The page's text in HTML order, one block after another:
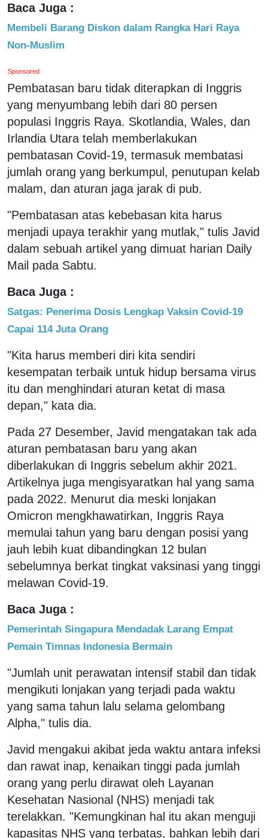
Baca Juga :
Membeli Barang Diskon dalam Rangka Hari Raya
Non-Muslim
Sponsored
Pembatasan baru tidak diterapkan di Inggris
yang menyumbang lebih dari 80 persen
populasi Inggris Raya. Skotlandia, Wales, dan
Irlandia Utara telah memberlakukan
pembatasan Covid-19, termasuk membatasi
jumlah orang yang berkumpul, penutupan kelab
malam, dan aturan jaga jarak di pub.
"Pembatasan atas kebebasan kita harus
menjadi upaya terakhir yang mutlak," tulis Javid
dalam sebuah artikel yang dimuat harian Daily
Mail pada Sabtu.
Baca Juga :
Satgas: Penerima Dosis Lengkap Vaksin Covid-19
Capai 114 Juta Orang
"Kita harus memberi diri kita sendiri
kesempatan terbaik untuk hidup bersama virus
itu dan menghindari aturan ketat di masa
depan," kata dia.
Pada 27 Desember, Javid mengatakan tak ada
aturan pembatasan baru yang akan
diberlakukan di Inggris sebelum akhir 2021.
Artikelnya juga mengisyaratkan hal yang sama
pada 2022. Menurut dia meski lonjakan
Omicron mengkhawatirkan, Inggris Raya
memulai tahun yang baru dengan posisi yang
jauh lebih kuat dibandingkan 12 bulan
sebelumnya berkat tingkat vaksinasi yang tinggi
melawan Covid-19.
Baca Juga :
Pemerintah Singapura Mendadak Larang Empat
Pemain Timnas Indonesia Bermain
"Jumlah unit perawatan intensif stabil dan tidak
mengikuti lonjakan yang terjadi pada waktu
yang sama tahun lalu selama gelombang
Alpha," tulis dia.
Javid mengakui akibat jeda waktu antara infeksi
dan rawat inap, kenaikan tinggi pada jumlah
orang yang perlu dirawat oleh Layanan
Kesehatan Nasional (NHS) menjadi tak
terelakkan. "Kemungkinan hal itu akan menguji
kapasitas NHS yang terbatas, bahkan lebih dari